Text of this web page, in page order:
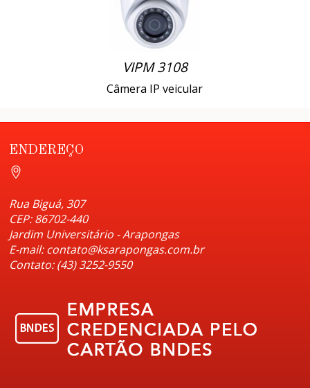
VIPM 3108
Câmera IP veicular
ENDEREÇO
Rua Biguá, 307
CEP: 86702-440
Jardim Universitário - Arapongas
E-mail: contato@ksarapongas.com.br
Contato: (43) 3252-9550